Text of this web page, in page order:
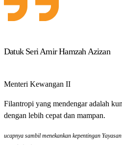
Datuk Seri Amir Hamzah Azizan
Menteri Kewangan II
Filantropi yang mendengar adalah
dengan lebih cepat dan mampan.
ucapnya sambil menekankan kepentingan